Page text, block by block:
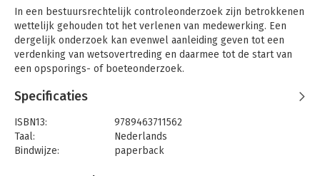
In een bestuursrechtelijk controleonderzoek zijn betrokkenen
wettelijk gehouden tot het verlenen van medewerking. Een
dergelijk onderzoek kan evenwel aanleiding geven tot een
verdenking van wetsovertreding en daarmee tot de start van
een opsporings- of boeteonderzoek.
Aan de hand van wetgeving, literatuur en jurisprudentie wordt
in dit boek onderzocht tot welke beperkingen het fenomeen
van de sfeerovergang leidt in het bestuurs- en strafrecht, voor
de rechtsbescherming die aan het nemo tenetur-beginsel kan
worden toegekend.
Specificaties
ISBN13:
9789463711562
Taal:
Nederlands
Bindwijze:
paperback